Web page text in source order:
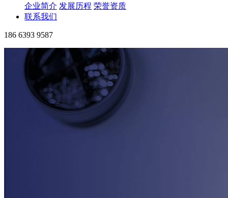
企业简介 发展历程 荣誉资质
联系我们
186 6393 9587